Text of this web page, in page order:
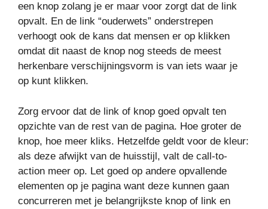
een knop zolang je er maar voor zorgt dat de link
opvalt. En de link “ouderwets” onderstrepen
verhoogt ook de kans dat mensen er op klikken
omdat dit naast de knop nog steeds de meest
herkenbare verschijningsvorm is van iets waar je
op kunt klikken.
Zorg ervoor dat de link of knop goed opvalt ten
opzichte van de rest van de pagina. Hoe groter de
knop, hoe meer kliks. Hetzelfde geldt voor de kleur:
als deze afwijkt van de huisstijl, valt de call-to-
action meer op. Let goed op andere opvallende
elementen op je pagina want deze kunnen gaan
concurreren met je belangrijkste knop of link en